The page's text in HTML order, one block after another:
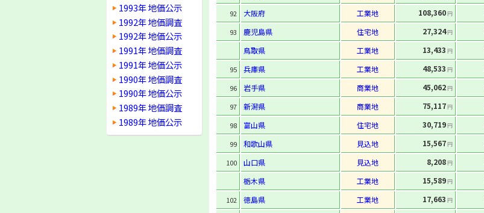
1993年 地価公示
1992年 地価調査
1992年 地価公示
1991年 地価調査
1991年 地価公示
1990年 地価調査
1990年 地価公示
1989年 地価調査
1989年 地価公示
92 大阪府 工業地 108,360円
93 鹿児島県 住宅地 27,324円
鳥取県
工業地 13,433 円
95 兵庫県 工業地 48,533 円
96 岩手県 商業地 45,062円
97 新潟県 商業地 75,117円
98 富山県 住宅地 30,719円
99 和歌山県 見込地 15,567円
100 山口県 見込地 8,208円
栃木県
工業地 15,589円
102 徳島県 工業地 17,663 円